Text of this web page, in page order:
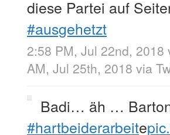
diese Partei auf
#ausgehetzt
2:58 PM, Jul 22nd, 2018
AM, Jul 25th, 2018 via
Badi… äh …
#hartbeiderarbeite